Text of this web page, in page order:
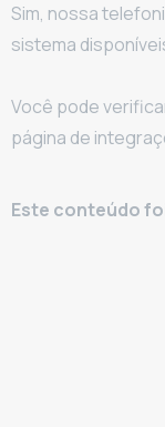
Sim, nossa
sistema
Você pode
página de
Este conteúdo